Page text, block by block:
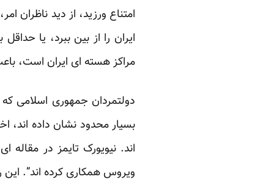
امتناع ورزید، از دید ناظران
ایران را از بین ببرد، یا
مراکز هسته ای ایران است،
دولتمردان جمهوری اسلامی
بسیار محدود نشان داده اند،
اند. نیویورک تایمز در
ویروس همکاری کرده اند”.